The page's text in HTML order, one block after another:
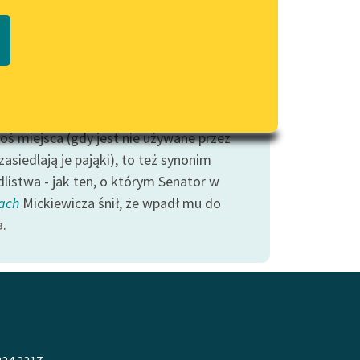
PDF
wrażliwych
Deklaracja dostępności
klasycznym pająkiem w naszej
jest oczywiście Arachne - prządka i
miejsca (gdy jest nie używane przez
je pająki), to też synonim
- jak ten, o którym Senator w
Mickiewicza śnił, że wpadł mu do